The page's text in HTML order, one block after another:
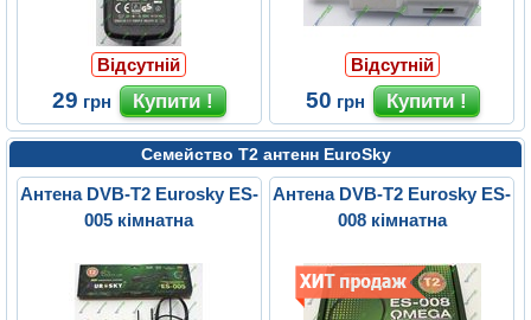
Відсутній
29 грн
Відсутній
50 грн
Семейство Т2 антенн EuroSky
Антена DVB-T2 Eurosky ES-
005 кімнатна
Антена DVB-T2 Eurosky ES-
008 кімнатна